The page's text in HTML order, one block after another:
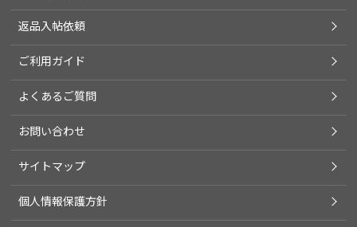
返品入帖依頼
ご利用ガイド
よくあるご質問
お問い合わせ
サイトマップ
個人情報保護方針